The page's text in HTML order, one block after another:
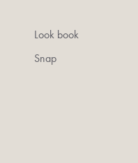
Look book
Snap